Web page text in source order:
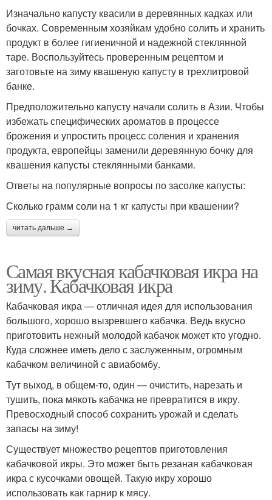
Изначально капусту квасили в деревянных кадках или
бочках. Современным хозяйкам удобно солить и хранить
продукт в более гигиеничной и надежной стеклянной
таре. Воспользуйтесь проверенным рецептом и
заготовьте на зиму квашеную капусту в трехлитровой
банке.
Предположительно капусту начали солить в Азии. Чтобы
избежать специфических ароматов в процессе
брожения и упростить процесс соления и хранения
продукта, европейцы заменили деревянную бочку для
квашения капусты стеклянными банками.
Ответы на популярные вопросы по засолке капусты:
Сколько грамм соли на 1 кг капусты при квашении?
читать дальше →
Самая вкусная кабачковая икра на
зиму. Кабачковая икра
Кабачковая икра — отличная идея для использования
большого, хорошо вызревшего кабачка. Ведь вкусно
приготовить нежный молодой кабачок может кто угодно.
Куда сложнее иметь дело с заслуженным, огромным
кабачком величиной с авиабомбу.
Тут выход, в общем-то, один — очистить, нарезать и
тушить, пока мякоть кабачка не превратится в икру.
Превосходный способ сохранить урожай и сделать
запасы на зиму!
Существует множество рецептов приготовления
кабачковой икры. Это может быть резаная кабачковая
икра с кусочками овощей. Такую икру хорошо
использовать как гарнир к мясу.